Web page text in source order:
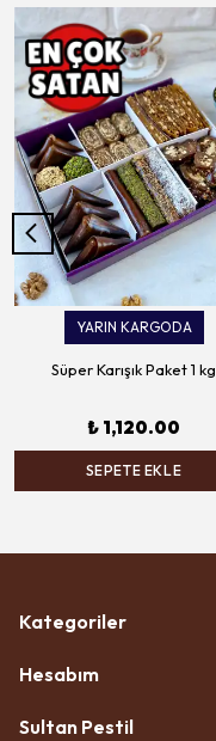
YARIN KARGODA
Süper Karışık Paket 1 kg
₺ 1,120.00
SEPETE EKLE
Kategoriler
Hesabım
Sultan Pestil